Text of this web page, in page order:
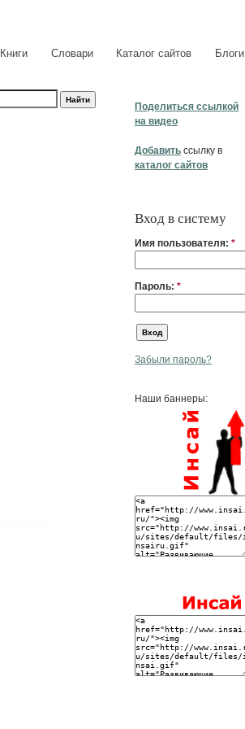
Книги Словари Каталог сайтов Блоги
Поделиться ссылкой
на видео
Добавить ссылку в
каталог сайтов
Вход в систему
Имя пользователя: *
Пароль: *
Забыли пароль?
Наши баннеры: